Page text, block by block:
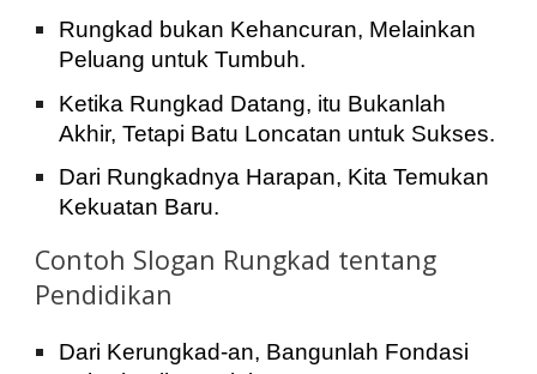
Rungkad bukan Kehancuran, Melainkan
Peluang untuk Tumbuh.
Ketika Rungkad Datang, itu Bukanlah
Akhir, Tetapi Batu Loncatan untuk Sukses.
Dari Rungkadnya Harapan, Kita Temukan
Kekuatan Baru.
Contoh Slogan Rungkad tentang
Pendidikan
Dari Kerungkad-an, Bangunlah Fondasi